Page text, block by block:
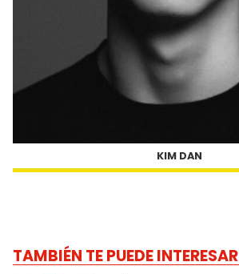
KIM DAN
TAMBIÉN TE PUEDE INTERESAR